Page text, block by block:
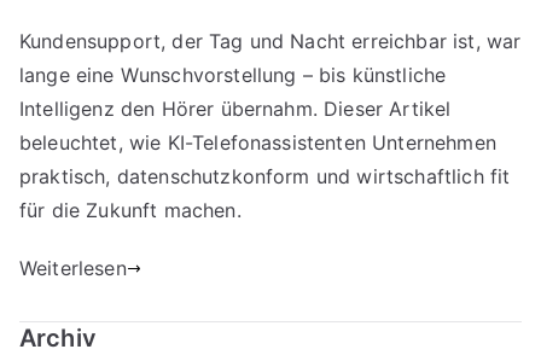
Kundensupport, der Tag und Nacht erreichbar ist, war
lange eine Wunschvorstellung – bis künstliche
Intelligenz den Hörer übernahm. Dieser Artikel
beleuchtet, wie KI-Telefonassistenten Unternehmen
praktisch, datenschutzkonform und wirtschaftlich fit
für die Zukunft machen.
Weiterlesen
Archiv